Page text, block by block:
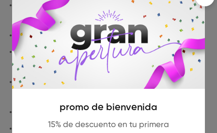
Sitio web WordPress + WooCommerce con tema
personalizado BravesLab.
Personalización con editor visual WPBakery.
Textos legales y política de cookies conforme a
normativa.
Pasarelas de pago integradas: Redsys, Stripe o
Configuración completa de envíos y zonas.
Importación masiva de productos vía plantilla Excel
promo de bienvenida
15% de descuento en tu primera